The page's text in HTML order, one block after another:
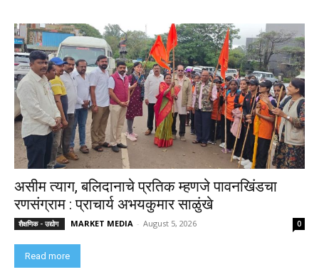
असीम त्याग, बलिदानाचे प्रतिक म्हणजे पावनखिंडचा
रणसंग्राम : प्राचार्य अभयकुमार साळुंखे
शैक्षणिक - उद्योग MARKET MEDIA - August 5, 2026 0
Read more